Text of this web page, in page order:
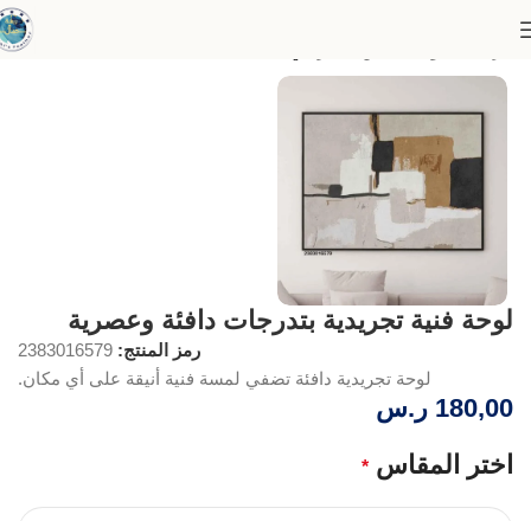
لوحة فنية تجريدية بتدرجات دافئة وعصرية
رمز المنتج: 2383016579
لوحة تجريدية دافئة تضفي لمسة فنية أنيقة على أي مكان.
180,00 ر.س
اختر المقاس *